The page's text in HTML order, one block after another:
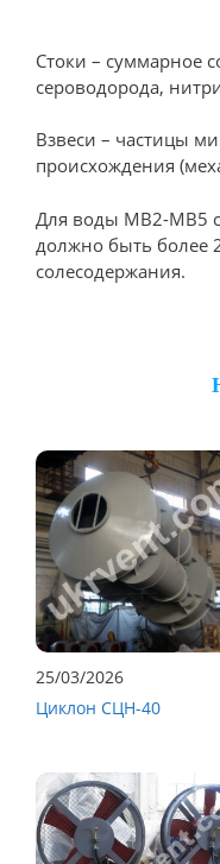
Стоки – суммарное
сероводорода,
Взвеси – частицы
происхождения
Для воды МВ2-МВ5
должно быть более
солесодержания.
25/03/2026
Циклон СЦН-40